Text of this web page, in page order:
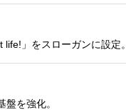
life!」をスローガンに設定。
盤を強化。